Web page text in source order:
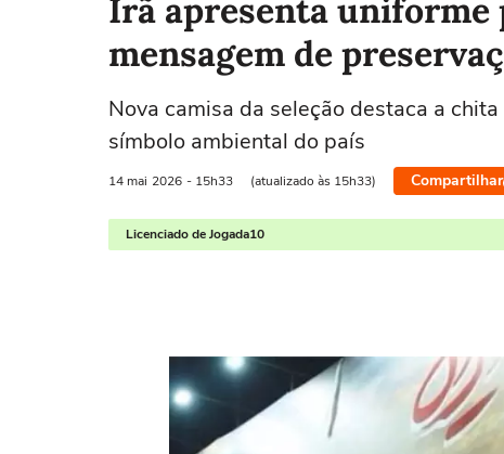
Irã apresenta uniforme
mensagem de
Nova camisa da seleção destaca a
símbolo ambiental do país
14 mai 2026 - 15h33 (atualizado às 15h33) Compartilhar
Licenciado de Jogada10